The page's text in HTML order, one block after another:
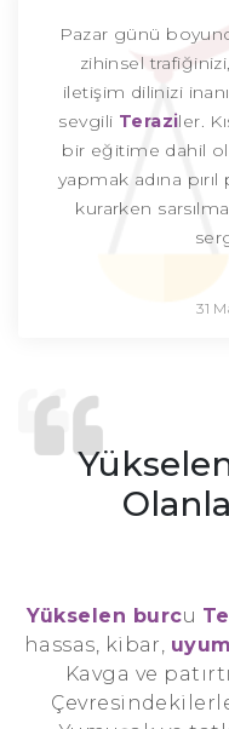
Pazar günü
zihinsel
iletişim dilinizi
sevgili Teraziler.
bir eğitime dahil
yapmak adına
kurarken
31
Yükselen burcu
hassas, kibar, uyum
Kavga ve